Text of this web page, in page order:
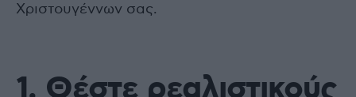
Χριστουγέννων σας.